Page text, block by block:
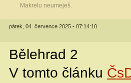
Makrelu neumeješ.
pátek, 04. července 2025 - 07:14:10
Bělehrad 2
V tomto článku